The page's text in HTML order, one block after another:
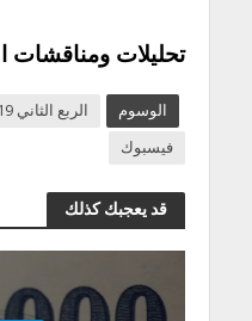
تحليلات ومناقشات
الوسوم الربع الثاني 2019
فيسبوك
قد يعجبك كذلك